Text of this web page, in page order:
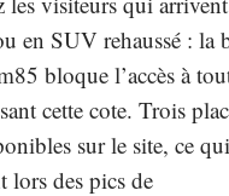
en SUV rehaussé : la
bloque l’accès à
cette cote. Trois
sur le site, ce qui
lors des pics de